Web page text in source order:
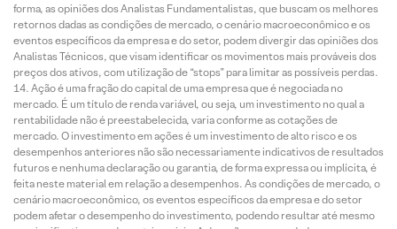
forma, as opiniões dos Analistas Fundamentalistas, que buscam os melhores
retornos dadas as condições de mercado, o cenário macroeconômico e os
eventos específicos da empresa e do setor, podem divergir das opiniões dos
Analistas Técnicos, que visam identificar os movimentos mais prováveis dos
preços dos ativos, com utilização de “stops” para limitar as possíveis perdas.
Ação é uma fração do capital de uma empresa que é negociada no
mercado. É um título de renda variável, ou seja, um investimento no qual a
rentabilidade não é preestabelecida, varia conforme as cotações de
mercado. O investimento em ações é um investimento de alto risco e os
desempenhos anteriores não são necessariamente indicativos de resultados
futuros e nenhuma declaração ou garantia, de forma expressa ou implícita, é
feita neste material em relação a desempenhos. As condições de mercado, o
cenário macroeconômico, os eventos específicos da empresa e do setor
podem afetar o desempenho do investimento, podendo resultar até mesmo